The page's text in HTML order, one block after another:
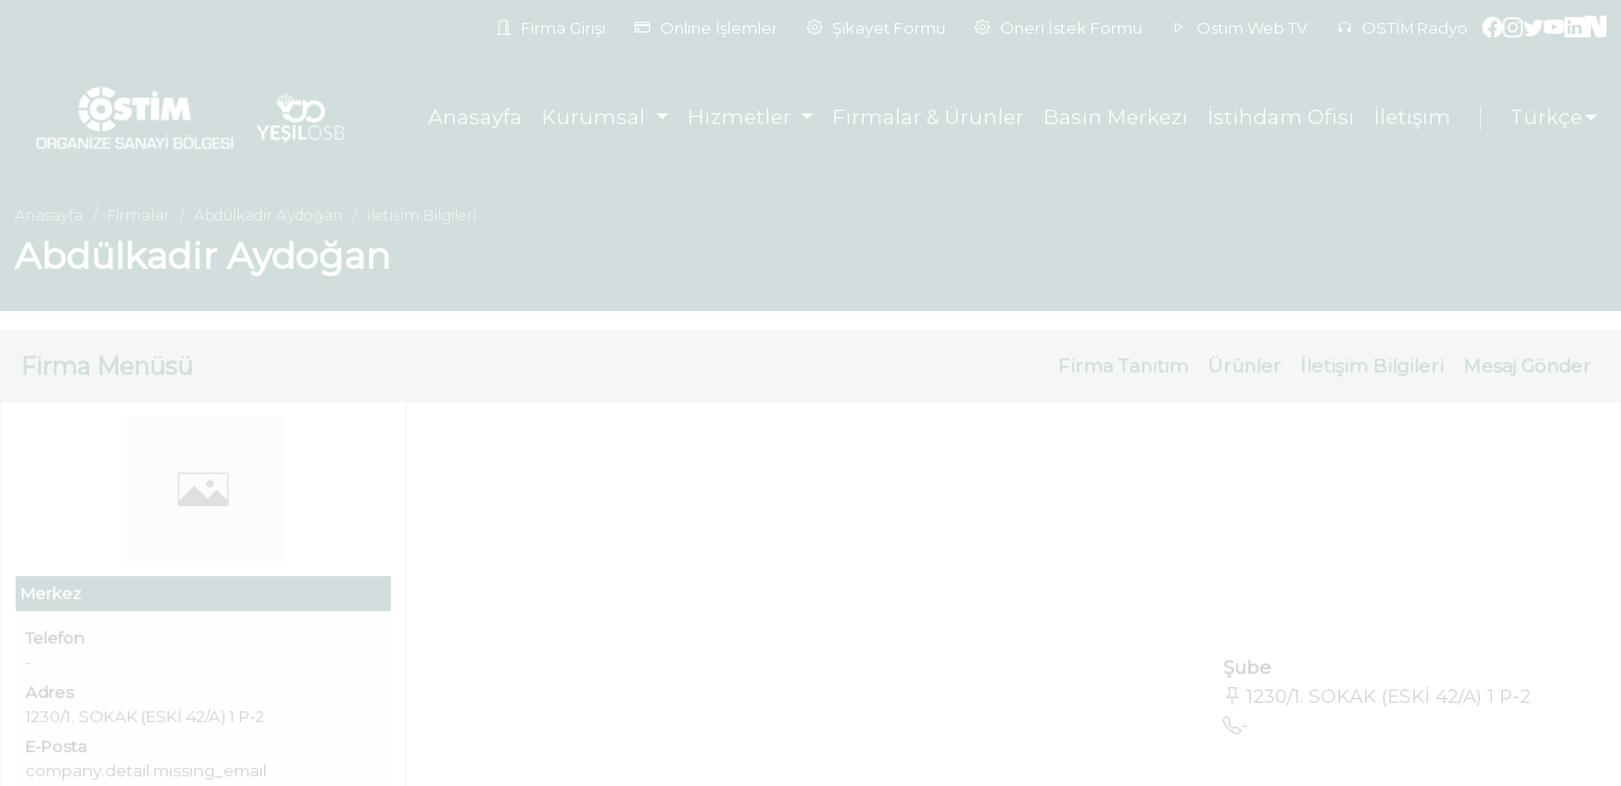
Firma Girişi Online İşlemler Şikayet Formu Öneri İstek Formu Ostim Web TV OSTİM Radyo
Anasayfa Kurumsal Hizmetler Firmalar & Ürünler Basın Merkezi İstihdam Ofisi İletişim Türkçe
Anasayfa Firmalar Abdülkadir Aydoğan İletişim Bilgileri
Abdülkadir Aydoğan
Firma Menüsü Firma Tanıtım Ürünler İletişim Bilgileri Mesaj Gönder
Merkez
Telefon
-
Adres
1230/1. SOKAK (ESKİ 42/A) 1 P-2
E-Posta
company.detail.missing_email
Şube
1230/1. SOKAK (ESKİ 42/A) 1 P-2
-